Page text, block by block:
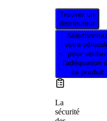
Trouver un
distributeur
votre
pour vérifier
l’adéquation
ce produit
La
sécurité